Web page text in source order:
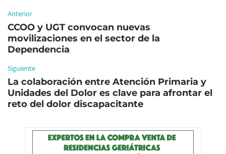
Anterior
CCOO y UGT convocan nuevas
movilizaciones en el sector de la
Dependencia
Siguiente
La colaboración entre Atención Primaria y
Unidades del Dolor es clave para afrontar el
reto del dolor discapacitante